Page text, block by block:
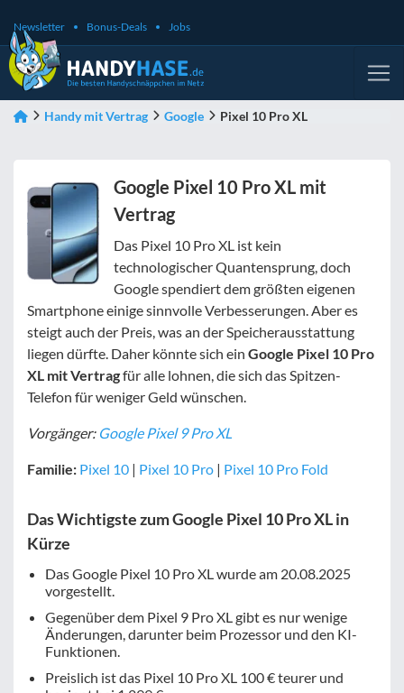
Newsletter Bonus-Deals Jobs
Handy mit Vertrag Google Pixel 10 Pro XL
Google Pixel 10 Pro XL mit
Vertrag
Das Pixel 10 Pro XL ist kein
technologischer Quantensprung, doch
Google spendiert dem größten eigenen
Smartphone einige sinnvolle Verbesserungen. Aber es
steigt auch der Preis, was an der Speicherausstattung
liegen dürfte. Daher könnte sich ein Google Pixel 10 Pro
XL mit Vertragfür alle lohnen, die sich das Spitzen-
Telefon für weniger Geld wünschen.
Vorgänger: Google Pixel 9 Pro XL
Familie: Pixel 10 | Pixel 10 Pro | Pixel 10 Pro Fold
Das Wichtigste zum Google Pixel 10 Pro XL in
Kürze
Das Google Pixel 10 Pro XL wurde am 20.08.2025
vorgestellt.
Gegenüber dem Pixel 9 Pro XL gibt es nur wenige
Änderungen, darunter beim Prozessor und den KI-
Funktionen.
Preislich ist das Pixel 10 Pro XL 100 € teurer und